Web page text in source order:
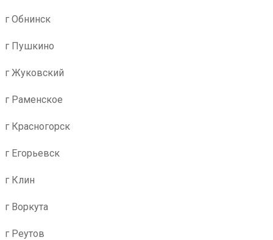
г Обнинск
г Пушкино
г Жуковский
г Раменское
г Красногорск
г Егорьевск
г Клин
г Воркута
г Реутов